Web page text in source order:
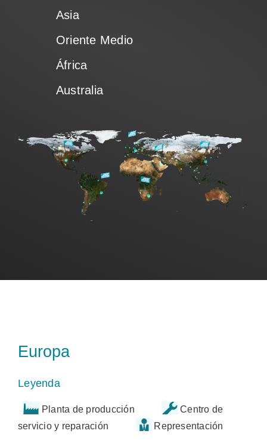
Asia
Oriente Medio
África
Australia
Europa
Leyenda
Planta de producción
Centro de
servicio y reparación
Representación